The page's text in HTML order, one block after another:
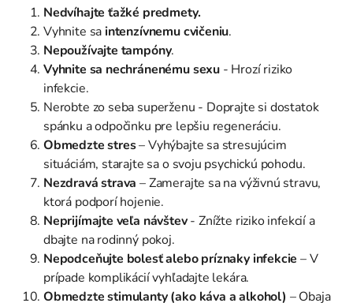
Nedvíhajte ťažké predmety.
Vyhnite saintenzívnemu cvičeniu.
Nepoužívajte tampóny.
Vyhnite sa nechránenému sexu- Hrozí riziko
infekcie.
Nerobte zo seba superženu - Doprajte si dostatok
spánku a odpočinku pre lepšiu regeneráciu.
Obmedzte stres– Vyhýbajte sa stresujúcim
situáciám, starajte sa o svoju psychickú pohodu.
Nezdravá strava – Zamerajte sa na výživnú stravu,
ktorá podporí hojenie.
Neprijímajte veľa návštev- Znížte riziko infekcií a
dbajte na rodinný pokoj.
Nepodceňujte bolesť alebo príznaky infekcie – V
prípade komplikácií vyhľadajte lekára.
Obmedzte stimulanty (ako káva a alkohol) – Obaja